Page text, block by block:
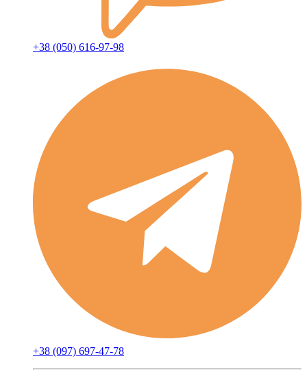
+38 (050) 616-97-98
+38 (097) 697-47-78